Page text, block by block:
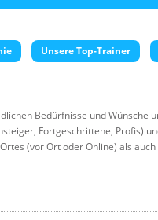
Unsere Top-Trainer
Bedürfnisse und Wünsche
Fortgeschrittene, Profis)
(vor Ort oder Online) als